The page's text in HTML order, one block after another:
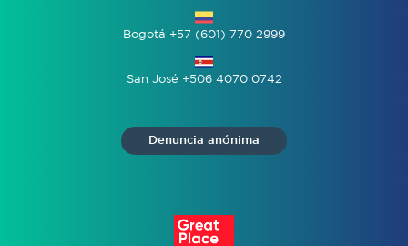
Bogotá +57 (601) 770 2999
San José +506 4070 0742
Denuncia anónima